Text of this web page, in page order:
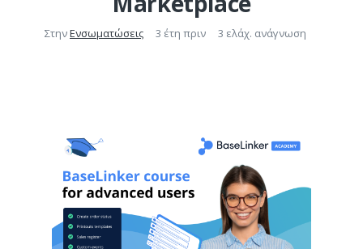
ΣτηνΕνσωματώσεις 3 έτη πριν 3 ελάχ. ανάγνωση